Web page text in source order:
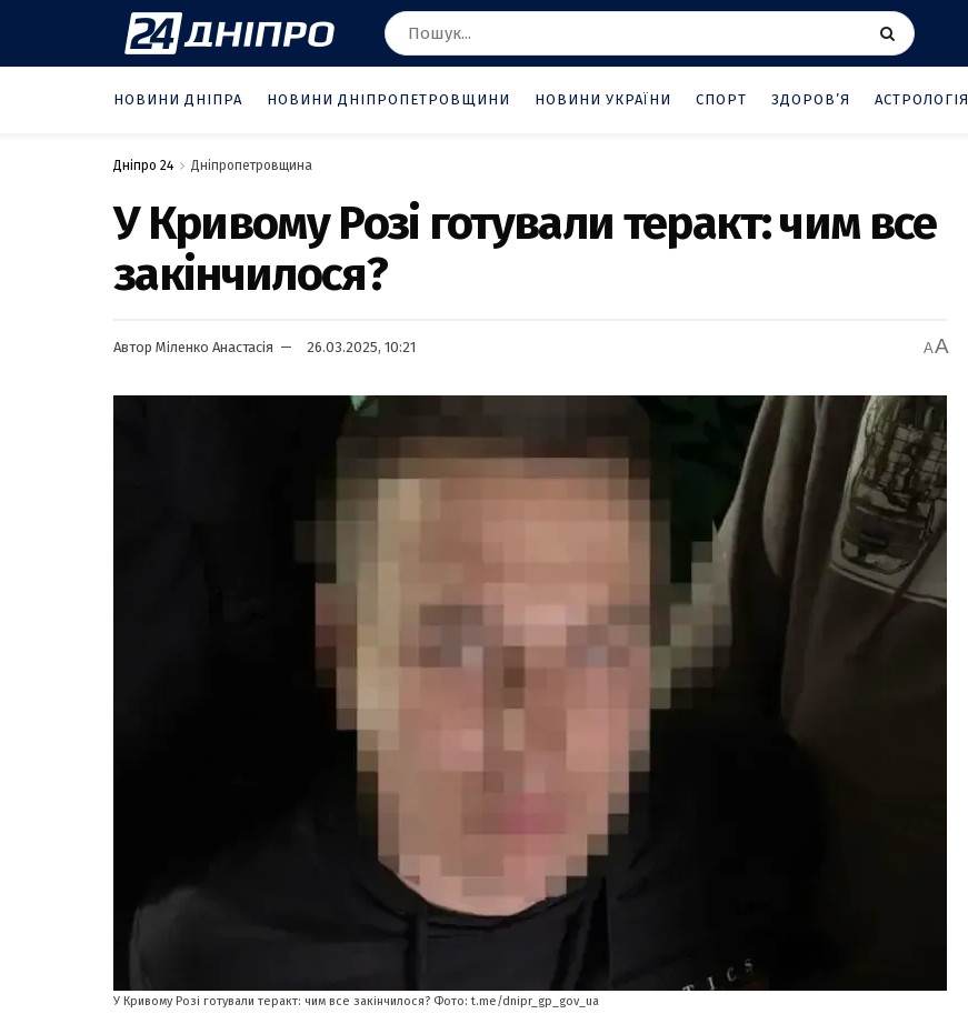
НОВИНИ ДНІПРА НОВИНИ ДНІПРОПЕТРОВЩИНИ НОВИНИ УКРАЇНИ СПОРТ ЗДОРОВ’Я АСТРОЛОГІЯ
Дніпро 24 Дніпропетровщина
У Кривому Розі готували теракт: чим все
закінчилося?
Автор Міленко Анастасія 26.03.2025, 10:21 AA
У Кривому Розі готували теракт: чим все закінчилося? Фото: t.me/dnipr_gp_gov_ua